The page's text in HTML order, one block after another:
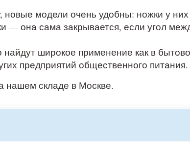
модели очень удобны: ножки у
— она сама закрывается, если угол
широкое применение как в
предприятий общественного питания.
нашем складе в Москве.